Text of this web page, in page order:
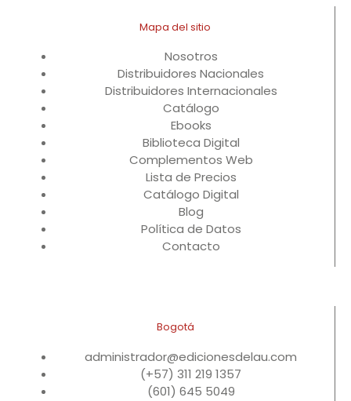
Mapa del sitio
Nosotros
Distribuidores Nacionales
Distribuidores Internacionales
Catálogo
Ebooks
Biblioteca Digital
Complementos Web
Lista de Precios
Catálogo Digital
Blog
Política de Datos
Contacto
Bogotá
administrador@edicionesdelau.com
(+57) 311 219 1357
(601) 645 5049